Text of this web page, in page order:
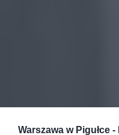
Warszawa w Pigułce -